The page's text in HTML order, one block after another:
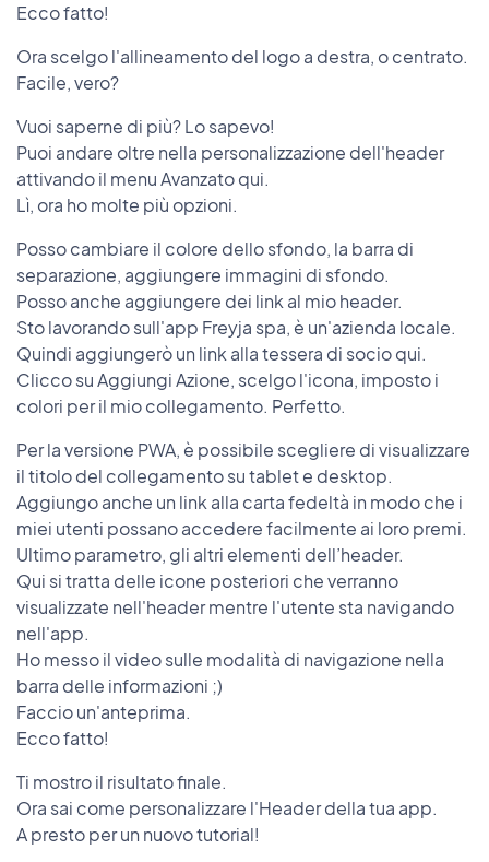
Ecco fatto!
Ora scelgo l'allineamento del logo a destra, o centrato.
Facile, vero?
Vuoi saperne di più? Lo sapevo!
Puoi andare oltre nella personalizzazione dell'header
attivando il menu Avanzato qui.
Lì, ora ho molte più opzioni.
Posso cambiare il colore dello sfondo, la barra di
separazione, aggiungere immagini di sfondo.
Posso anche aggiungere dei link al mio header.
Sto lavorando sull'app Freyja spa, è un'azienda locale.
Quindi aggiungerò un link alla tessera di socio qui.
Clicco su Aggiungi Azione, scelgo l'icona, imposto i
colori per il mio collegamento. Perfetto.
Per la versione PWA, è possibile scegliere di visualizzare
il titolo del collegamento su tablet e desktop.
Aggiungo anche un link alla carta fedeltà in modo che i
miei utenti possano accedere facilmente ai loro premi.
Ultimo parametro, gli altri elementi dell’header.
Qui si tratta delle icone posteriori che verranno
visualizzate nell'header mentre l'utente sta navigando
nell'app.
Ho messo il video sulle modalità di navigazione nella
barra delle informazioni ;)
Faccio un'anteprima.
Ecco fatto!
Ti mostro il risultato finale.
Ora sai come personalizzare l'Header della tua app.
A presto per un nuovo tutorial!